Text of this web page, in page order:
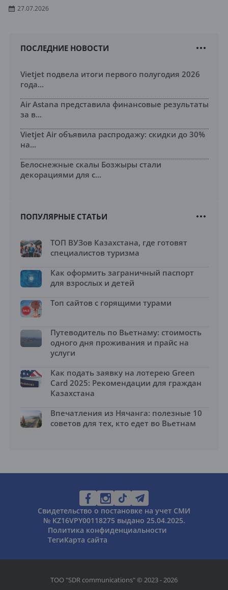
27.07.2026
ПОСЛЕДНИЕ НОВОСТИ
Vietjet подвела итоги первого полугодия 2026
года...
Air Astana представила финансовые результаты
за в...
Vietjet Air объявила распродажу: скидки до 30%
на...
Белоснежные скалы Бозжыры стали
декорациями для с...
ПОПУЛЯРНЫЕ СТАТЬИ
ТОП ВУЗов Казахстана, где готовят
специалистов туризма
Как оформить заграничный паспорт
для взрослых и детей
Топ сайтов с горящими турами
Путеводитель по Вьетнаму: стоимость
одного дня проживания и прайс на
услуги
Как подать заявку на лотерею Green
Card 2025: Рекомендации для граждан
Казахстана
Впечатления из Нячанга: полезные 10
советов для тех, кто едет во Вьетнам
Свидетельство о постановке на учет СМИ
№ KZ16VPY00118275 выдано 25.04.2025.
Политика конфиденциальности
ТегиКарта сайта
ТОО "SDR communications" © 2023 - 2026